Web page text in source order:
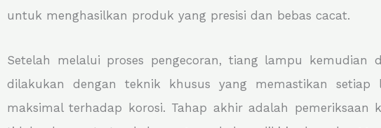
untuk menghasilkan produk yang presisi dan bebas cacat.
Setelah melalui proses pengecoran, tiang lampu kemudian
dilakukan dengan teknik khusus yang memastikan
maksimal terhadap korosi. Tahap akhir adalah